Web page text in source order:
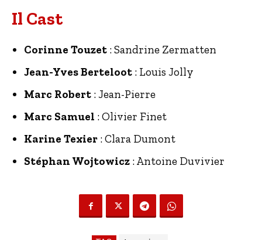
Il Cast
Corinne Touzet : Sandrine Zermatten
Jean-Yves Berteloot : Louis Jolly
Marc Robert : Jean-Pierre
Marc Samuel : Olivier Finet
Karine Texier : Clara Dumont
Stéphan Wojtowicz : Antoine Duvivier